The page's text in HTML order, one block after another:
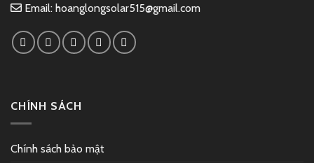
Email: hoanglongsolar515@gmail.com
CHÍNH SÁCH
Chính sách bảo mật